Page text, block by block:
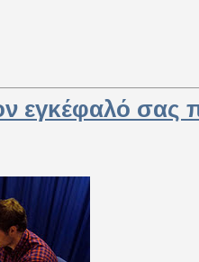
εγκέφαλό σας